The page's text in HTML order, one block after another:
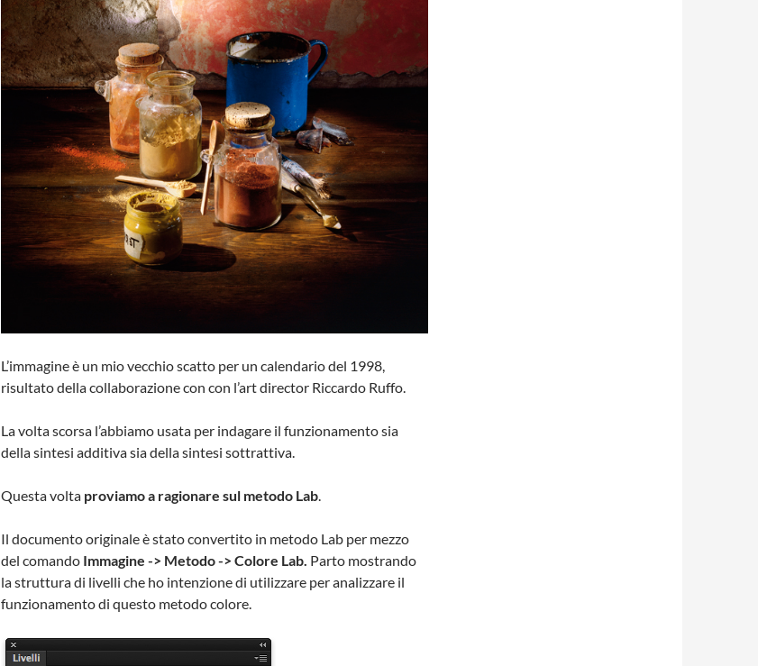
L’immagine è un mio vecchio scatto per un calendario del 1998,
risultato della collaborazione con con l’art director Riccardo Ruffo.
La volta scorsa l’abbiamo usata per indagare il funzionamento sia
della sintesi additiva sia della sintesi sottrattiva.
Questa volta proviamo a ragionare sul metodo Lab.
Il documento originale è stato convertito in metodo Lab per mezzo
del comando Immagine -> Metodo -> Colore Lab. Parto mostrando
la struttura di livelli che ho intenzione di utilizzare per analizzare il
funzionamento di questo metodo colore.